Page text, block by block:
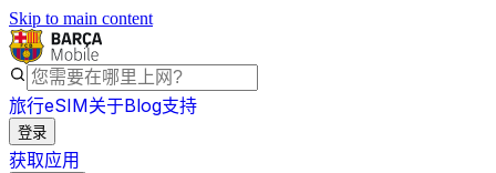
Skip to main content
旅行eSIM关于Blog支持
登录
获取应用